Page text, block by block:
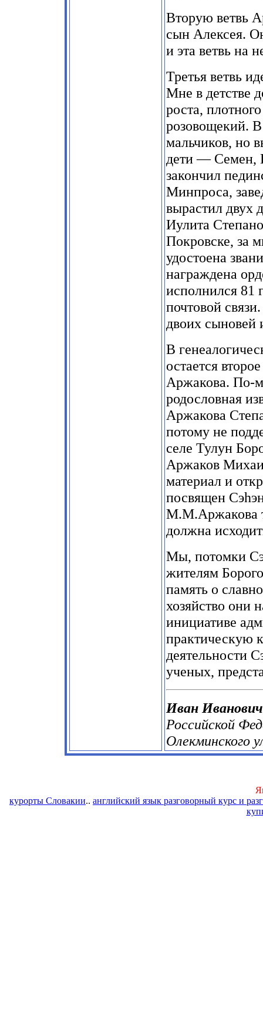
Вторую ветвь
сын Алексея.
и эта ветвь на
Третья ветвь
Мне в детстве
роста,
розовощекий. В
мальчиков, но
дети — Семен,
закончил
Минпроса,
вырастил двух
Иулита
Покровске, за
удостоена
награждена
исполнился 81
почтовой
двоих сыновей
В
остается
Аржакова. По-
родословная
Аржакова
потому не
селе Тулун
Аржаков
материал и
посвящен
М.М.Аржакова
должна
Мы, потомки
жителям
память о
хозяйство они
инициативе
практическую
деятельности
ученых,
Иван
Российской
Олекминского
курорты Словакии.. английский язык разговорный курс и